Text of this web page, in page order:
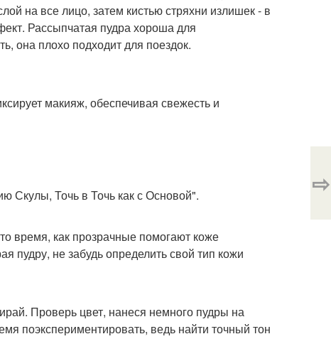
на все лицо, затем кистью стряхни излишек - в
Рассыпчатая пудра хороша для
она плохо подходит для поездок.
макияж, обеспечивая свежесть и
Скулы, Точь в Точь как с Основой".
время, как прозрачные помогают коже
пудру, не забудь определить свой тип кожи
Проверь цвет, нанеся немного пудры на
поэкспериментировать, ведь найти точный тон
⇨